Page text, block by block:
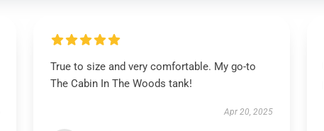
True to size and very comfortable. My go-to
The Cabin In The Woods tank!
Apr 20, 2025